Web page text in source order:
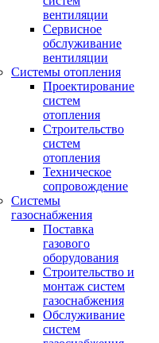
вентиляции
Сервисное
обслуживание
вентиляции
Системы отопления
Проектирование
систем
отопления
Строительство
систем
отопления
Техническое
сопровождение
Системы
газоснабжения
Поставка
газового
оборудования
Строительство и
монтаж систем
газоснабжения
Обслуживание
систем